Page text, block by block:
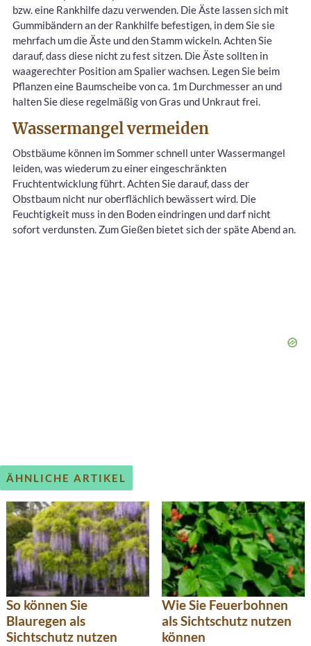
bzw. eine Rankhilfe dazu verwenden. Die Äste lassen sich mit
Gummibändern an der Rankhilfe befestigen, in dem Sie sie
mehrfach um die Äste und den Stamm wickeln. Achten Sie
darauf, dass diese nicht zu fest sitzen. Die Äste sollten in
waagerechter Position am Spalier wachsen. Legen Sie beim
Pflanzen eine Baumscheibe von ca. 1m Durchmesser an und
halten Sie diese regelmäßig von Gras und Unkraut frei.
Wassermangel vermeiden
Obstbäume können im Sommer schnell unter Wassermangel
leiden, was wiederum zu einer eingeschränkten
Fruchtentwicklung führt. Achten Sie darauf, dass der
Obstbaum nicht nur oberflächlich bewässert wird. Die
Feuchtigkeit muss in den Boden eindringen und darf nicht
sofort verdunsten. Zum Gießen bietet sich der späte Abend an.
ÄHNLICHE ARTIKEL
So können Sie
Blauregen als
Sichtschutz nutzen
Wie Sie Feuerbohnen
als Sichtschutz nutzen
können